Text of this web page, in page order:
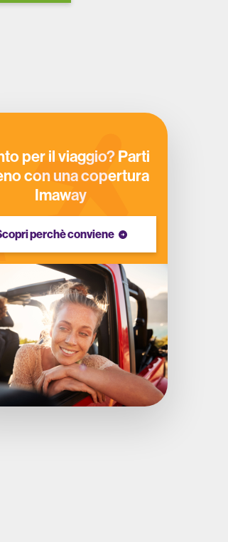
per il viaggio? Parti
con una copertura
Imaway
perchè conviene